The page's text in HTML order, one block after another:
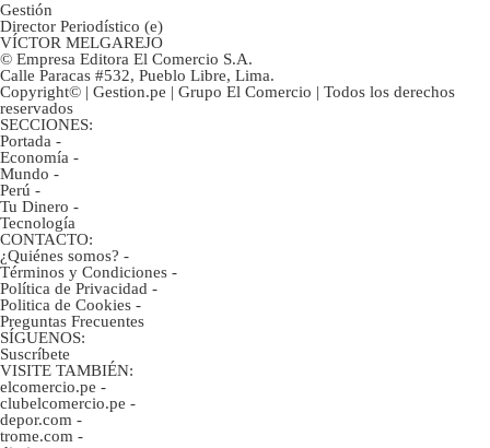
Gestión
Director Periodístico (e)
VÍCTOR MELGAREJO
© Empresa Editora El Comercio S.A.
Calle Paracas #532, Pueblo Libre, Lima.
Copyright© | Gestion.pe | Grupo El Comercio | Todos los derechos
reservados
SECCIONES:
Portada -
Economía -
Mundo -
Perú -
Tu Dinero -
Tecnología
CONTACTO:
¿Quiénes somos? -
Términos y Condiciones -
Política de Privacidad -
Politica de Cookies -
Preguntas Frecuentes
SÍGUENOS:
Suscríbete
VISITE TAMBIÉN:
elcomercio.pe -
clubelcomercio.pe -
depor.com -
trome.com -